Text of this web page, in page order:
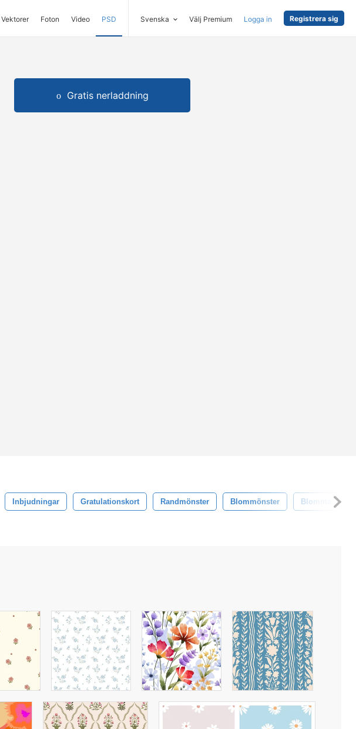
Vektorer Foton Video PSD Svenska Välj Premium Logga in Registrera sig
Gratis nerladdning
Inbjudningar Gratulationskort Randmönster Blommönster Blomma